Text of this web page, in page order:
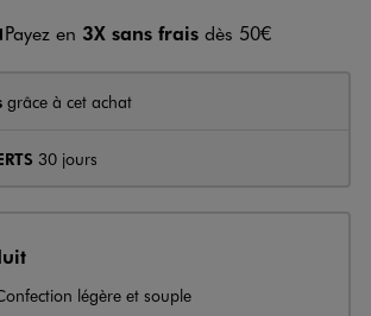
Payez en 3X sans frais dès 50€
grâce à cet achat
30 jours
légère et souple